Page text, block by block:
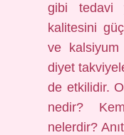
gibi tedavi
kalitesini
ve kalsiyum
diyet
de etkilidir.
nedir?
nelerdir?